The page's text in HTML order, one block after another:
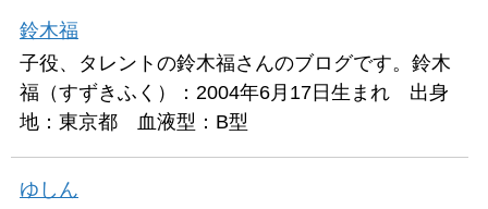
鈴木福
子役、タレントの鈴木福さんのブログです。鈴木
福（すずきふく）：2004年6月17日生まれ 出身
地：東京都 血液型：B型
ゆしん